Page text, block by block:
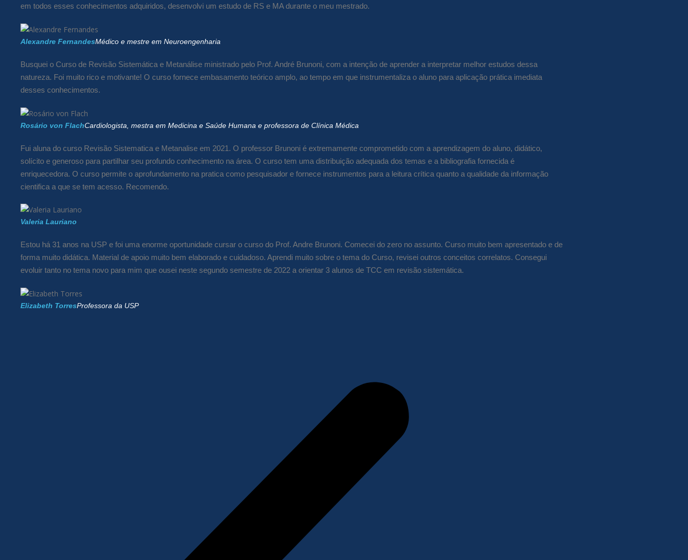
em todos esses conhecimentos adquiridos, desenvolvi um estudo de RS e MA durante o meu mestrado.
Alexandre FernandesMédico e mestre em Neuroengenharia
Busquei o Curso de Revisão Sistemática e Metanálise ministrado pelo Prof. André Brunoni, com a intenção de aprender a interpretar melhor estudos dessa
natureza. Foi muito rico e motivante! O curso fornece embasamento teórico amplo, ao tempo em que instrumentaliza o aluno para aplicação prática imediata
desses conhecimentos.
Rosário von FlachCardiologista, mestra em Medicina e Saúde Humana e professora de Clínica Médica
Fui aluna do curso Revisão Sistematica e Metanalise em 2021. O professor Brunoni é extremamente comprometido com a aprendizagem do aluno, didático,
solícito e generoso para partilhar seu profundo conhecimento na área. O curso tem uma distribuição adequada dos temas e a bibliografia fornecida é
enriquecedora. O curso permite o aprofundamento na pratica como pesquisador e fornece instrumentos para a leitura crítica quanto a qualidade da informação
cientifica a que se tem acesso. Recomendo.
Valeria Lauriano
Estou há 31 anos na USP e foi uma enorme oportunidade cursar o curso do Prof. Andre Brunoni. Comecei do zero no assunto. Curso muito bem apresentado e de
forma muito didática. Material de apoio muito bem elaborado e cuidadoso. Aprendi muito sobre o tema do Curso, revisei outros conceitos correlatos. Consegui
evoluir tanto no tema novo para mim que ousei neste segundo semestre de 2022 a orientar 3 alunos de TCC em revisão sistemática.
Elizabeth TorresProfessora da USP